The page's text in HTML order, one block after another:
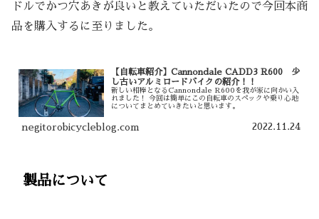
ドルでかつ穴あきが良いと教えていただいたので今回本商
品を購入するに至りました。
【自転車紹介】Cannondale CADD3 R600 少
し古いアルミロードバイクの紹介！！
新しい相棒となるCannondale R600を我が家に向かい入
れました！ 今回は簡単にこの自転車のスペックや乗り心地
についてまとめていきたいと思います。
negitorobicycleblog.com 2022.11.24
製品について